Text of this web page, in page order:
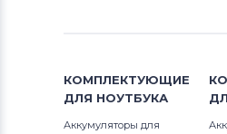
Блоки питания для
Блоки питания для
702
КОМПЛЕКТУЮЩИЕ
ДЛЯ НОУТБУКА
Аккумуляторы для